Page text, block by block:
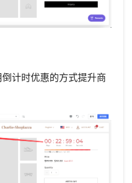
计时优惠的方式提升商